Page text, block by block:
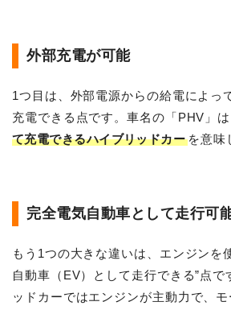
外部充電が可能
1つ目は、外部電源からの給電によっ
充電できる点です。車名の「PHV」
て充電できるハイブリッドカー を意味
完全電気自動車として走行可
もう1つの大きな違いは、エンジンを
自動車（EV）として走行できる”点で
ッドカーではエンジンが主動力で、